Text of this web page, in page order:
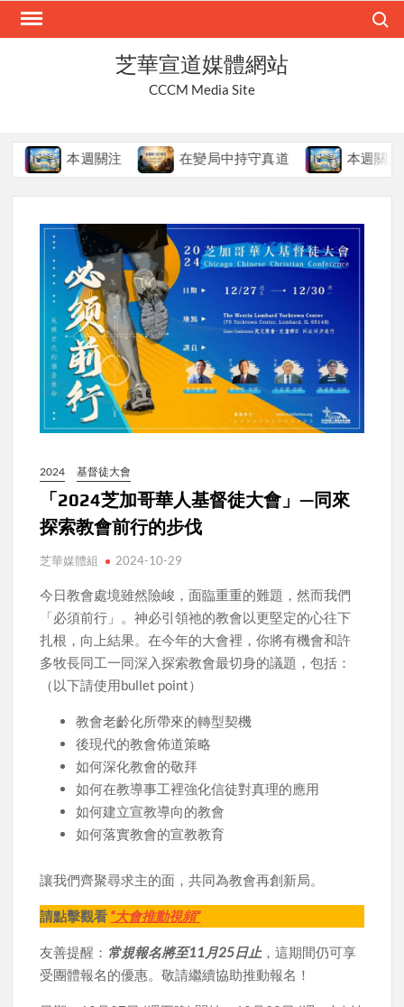
Skip
芝華宣道媒體網站
CCCM Media Site
本週關注 在變局中持守真道 本週關注
2024 基督徒大會
「2024芝加哥華人基督徒大會」—同來
探索教會前行的步伐
芝華媒體組 2024-10-29
今日教會處境雖然險峻，面臨重重的難題，然而我們
「必須前行」。神必引領祂的教會以更堅定的心往下
扎根，向上結果。在今年的大會裡，你將有機會和許
多牧長同工一同深入探索教會最切身的議題，包括：
（以下請使用bullet point）
教會老齡化所帶來的轉型契機
後現代的教會佈道策略
如何深化教會的敬拜
如何在教導事工裡強化信徒對真理的應用
如何建立宣教導向的教會
如何落實教會的宣教教育
讓我們齊聚尋求主的面，共同為教會再創新局。
請點擊觀看 “大會推動視頻”
友善提醒： 常規報名將至11月25日止，這期間仍可享
受團體報名的優惠。敬請繼續協助推動報名！